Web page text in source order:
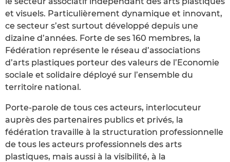
et visuels. Particulièrement dynamique et innovant,
ce secteur s’est surtout développé depuis une
dizaine d’années. Forte de ses 160 membres, la
Fédération représente le réseau d’associations
d’arts plastiques porteur des valeurs de l’Economie
sociale et solidaire déployé sur l’ensemble du
territoire national.
Porte-parole de tous ces acteurs, interlocuteur
auprès des partenaires publics et privés, la
fédération travaille à la structuration professionnelle
de tous les acteurs professionnels des arts
plastiques, mais aussi à la visibilité, à la